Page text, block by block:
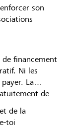
son
financement
Ni les
La
de
de la
toi